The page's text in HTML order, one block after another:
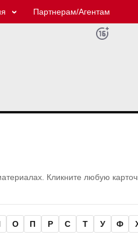
Партнерам/Агентам
Кликните любую
О П Р С Т У Ф